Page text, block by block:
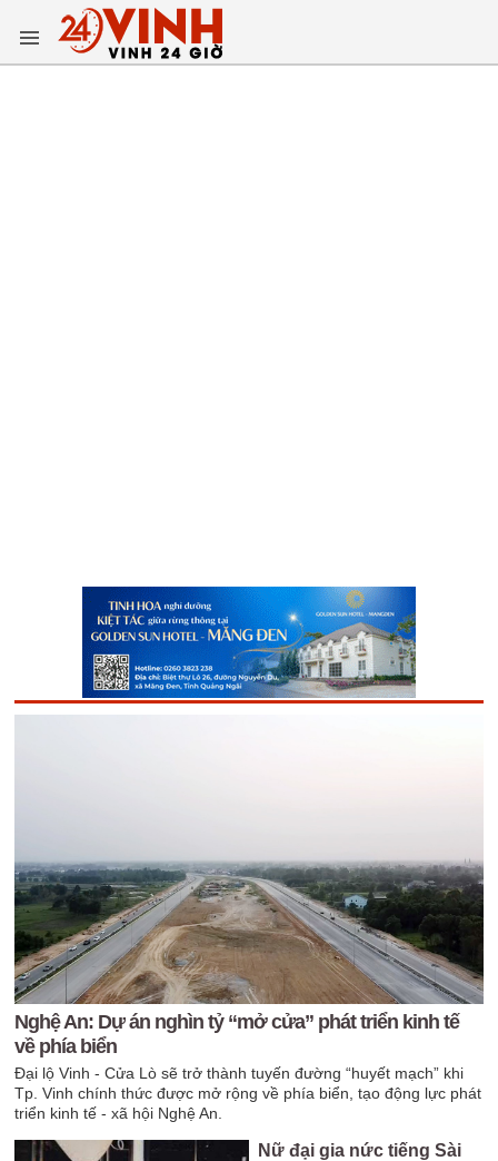
Nghệ An: Dự án nghìn tỷ “mở cửa” phát triển kinh tế
về phía biển
Đại lộ Vinh - Cửa Lò sẽ trở thành tuyến đường “huyết mạch” khi
Tp. Vinh chính thức được mở rộng về phía biển, tạo động lực phát
triển kinh tế - xã hội Nghệ An.
Nữ đại gia nức tiếng Sài